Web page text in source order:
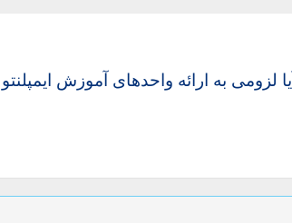
آیا لزومی به ارائه واحدهای آموزش